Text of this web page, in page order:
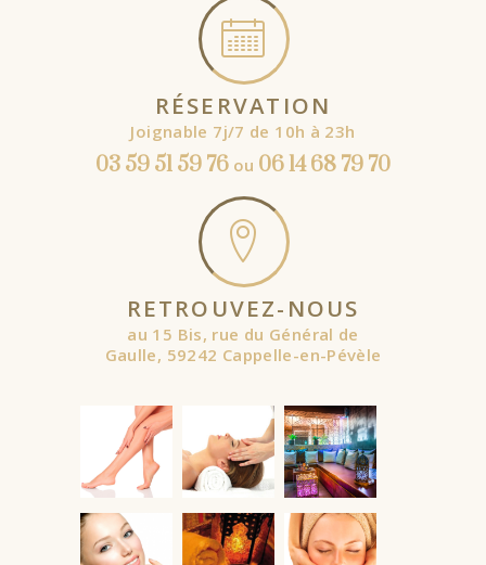
RÉSERVATION
Joignable 7j/7 de 10h à 23h
03 59 51 59 76 ou 06 14 68 79 70
RETROUVEZ-NOUS
au 15 Bis, rue du Général de
Gaulle, 59242 Cappelle-en-Pévèle